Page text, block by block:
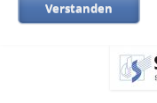
Verstanden